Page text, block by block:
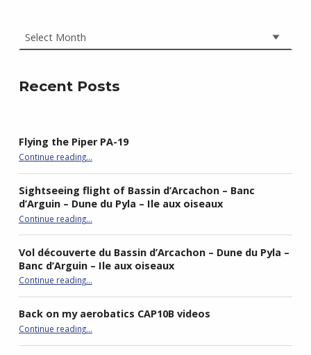
Recent Posts
Flying the Piper PA-19
Continue reading…
Sightseeing flight of Bassin d’Arcachon – Banc
d’Arguin – Dune du Pyla – Ile aux oiseaux
Continue reading“Sightseeing flight of Bassin d’Arcachon – Banc d’Arguin – Dune du Pyla – Ile aux oiseaux”
…
Vol découverte du Bassin d’Arcachon – Dune du Pyla –
Banc d’Arguin – Ile aux oiseaux
Continue reading“Vol découverte du Bassin d’Arcachon – Dune du Pyla – Banc d’Arguin – Ile aux oiseaux”
…
Back on my aerobatics CAP10B videos
Continue reading“Back on my aerobatics CAP10B videos”
…